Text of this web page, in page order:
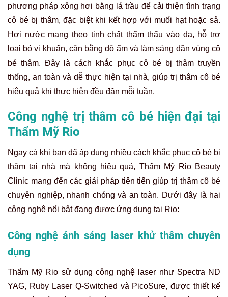
phương pháp xông hơi bằng lá trầu để cải thiện tình trạng
cô bé bị thâm, đặc biệt khi kết hợp với muối hạt hoặc sả.
Hơi nước mang theo tinh chất thẩm thấu vào da, hỗ trợ
loại bỏ vi khuẩn, cân bằng độ ẩm và làm sáng dần vùng cô
bé thâm. Đây là cách khắc phục cô bé bị thâm truyền
thống, an toàn và dễ thực hiện tại nhà, giúp trị thâm cô bé
hiệu quả khi thực hiện đều đặn mỗi tuần.
Công nghệ trị thâm cô bé hiện đại tại
Thẩm Mỹ Rio
Ngay cả khi bạn đã áp dụng nhiều cách khắc phục cô bé bị
thâm tại nhà mà không hiệu quả, Thẩm Mỹ Rio Beauty
Clinic mang đến các giải pháp tiên tiến giúp trị thâm cô bé
chuyên nghiệp, nhanh chóng và an toàn. Dưới đây là hai
công nghệ nổi bật đang được ứng dụng tại Rio:
Công nghệ ánh sáng laser khử thâm chuyên
dụng
Thẩm Mỹ Rio sử dụng công nghệ laser như Spectra ND
YAG, Ruby Laser Q-Switched và PicoSure, được thiết kế